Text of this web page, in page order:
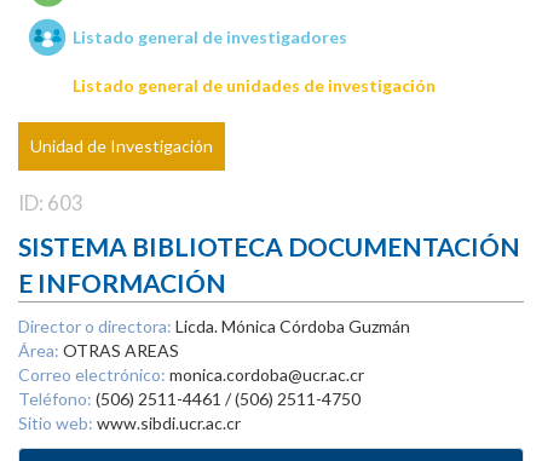
Unidades de investigación
Listado general de investigadores
Listado general de unidades de investigación
Unidad de Investigación
ID: 603
SISTEMA BIBLIOTECA DOCUMENTACIÓN
E INFORMACIÓN
Director o directora: Licda. Mónica Córdoba Guzmán
Área: OTRAS AREAS
Correo electrónico: monica.cordoba@ucr.ac.cr
Teléfono: (506) 2511-4461 / (506) 2511-4750
Sitio web: www.sibdi.ucr.ac.cr